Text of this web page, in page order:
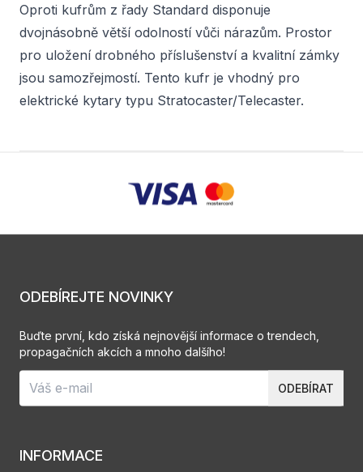
Oproti kufrům z řady Standard disponuje
dvojnásobně větší odolností vůči nárazům. Prostor
pro uložení drobného příslušenství a kvalitní zámky
jsou samozřejmostí. Tento kufr je vhodný pro
elektrické kytary typu Stratocaster/Telecaster.
INFORMACE
ODEBÍREJTE NOVINKY
Buďte první, kdo získá nejnovější informace o trendech,
propagačních akcích a mnoho dalšího!
ODEBÍRAT